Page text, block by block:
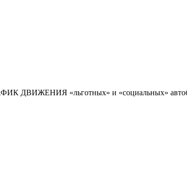
ДВИЖЕНИЯ «льготных» и «социальных»